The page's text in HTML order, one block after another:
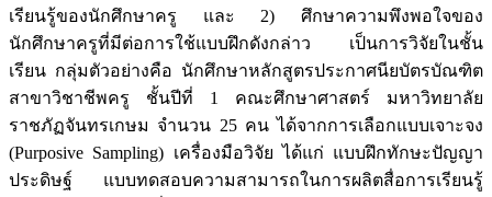
เรียนรู้ของนักศึกษาครู และ 2) ศึกษาความพึงพอใจของ
นักศึกษาครูที่มีต่อการใช้แบบฝึกดังกล่าว เป็นการวิจัยในชั้น
เรียน กลุ่มตัวอย่างคือ นักศึกษาหลักสูตรประกาศนียบัตรบัณฑิต
สาขาวิชาชีพครู ชั้นปีที่ 1 คณะศึกษาศาสตร์ มหาวิทยาลัย
ราชภัฏจันทรเกษม จำนวน 25 คน ได้จากการเลือกแบบเจาะจง
(Purposive Sampling) เครื่องมือวิจัย ได้แก่ แบบฝึกทักษะปัญญา
ประดิษฐ์ แบบทดสอบความสามารถในการผลิตสื่อการเรียนรู้